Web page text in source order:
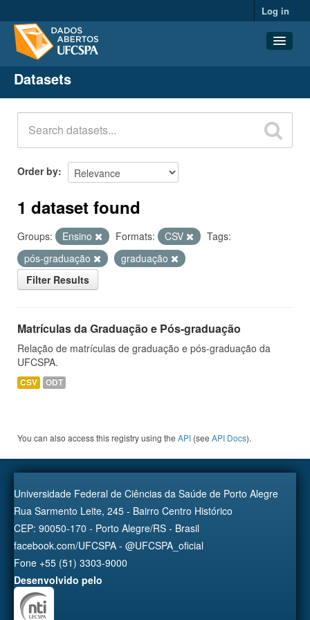
Log in
Datasets
Organizations
Groups
About
Datasets
Order by
1 dataset found
Groups: Ensino Formats: CSV
Tags:
pós-graduação
graduação
Filter Results
Matrículas da Graduação e Pós-graduação
Relação de matrículas de graduação e pós-graduação da
UFCSPA.
CSV ODT
You can also access this registry using the API (see API Docs).
Universidade Federal de Ciências da Saúde de Porto Alegre
Rua Sarmento Leite, 245 - Bairro Centro Histórico
CEP: 90050-170 - Porto Alegre/RS - Brasil
facebook.com/UFCSPA - @UFCSPA_oficial
Fone +55 (51) 3303-9000
Desenvolvido pelo